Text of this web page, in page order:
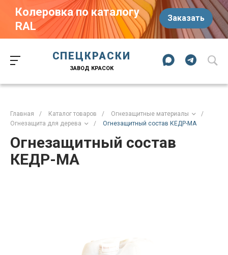
Колеровка по каталогу
RAL
Заказать
ул. Труда, д. 187 к.2
Челябинск
Челябинская область
СПЕЦКРАСКИ
ЗАВОД КРАСОК
Главная / Каталог товаров / Огнезащитные материалы
/
Огнезащита для дерева
/ Огнезащитный состав КЕДР-МА
Огнезащитный состав
КЕДР-МА